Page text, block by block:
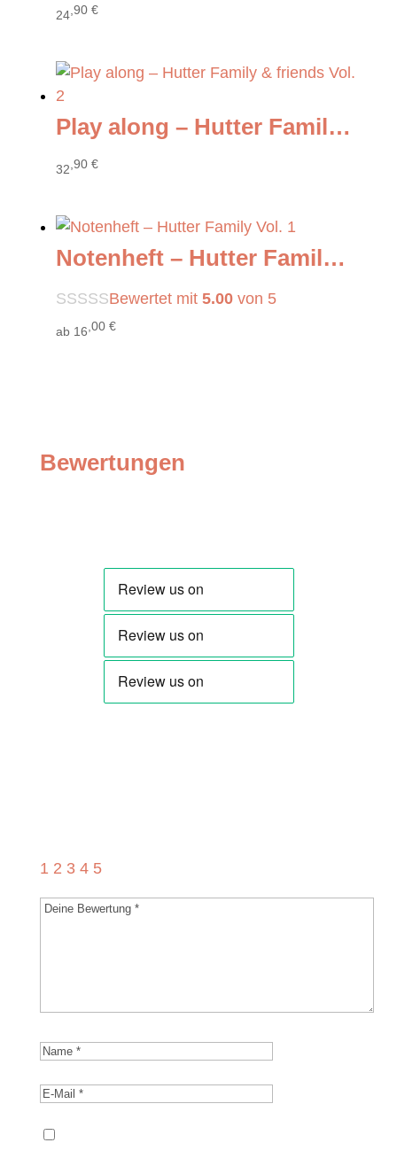
24 ,90 €
Play along – Hutter Family & friends Vol. 2
32 ,90 €
Notenheft – Hutter Family Vol. 1
Bewertet mit 5.00von 5
ab 16 ,00 €
Bewertungen
1 2 3 4 5